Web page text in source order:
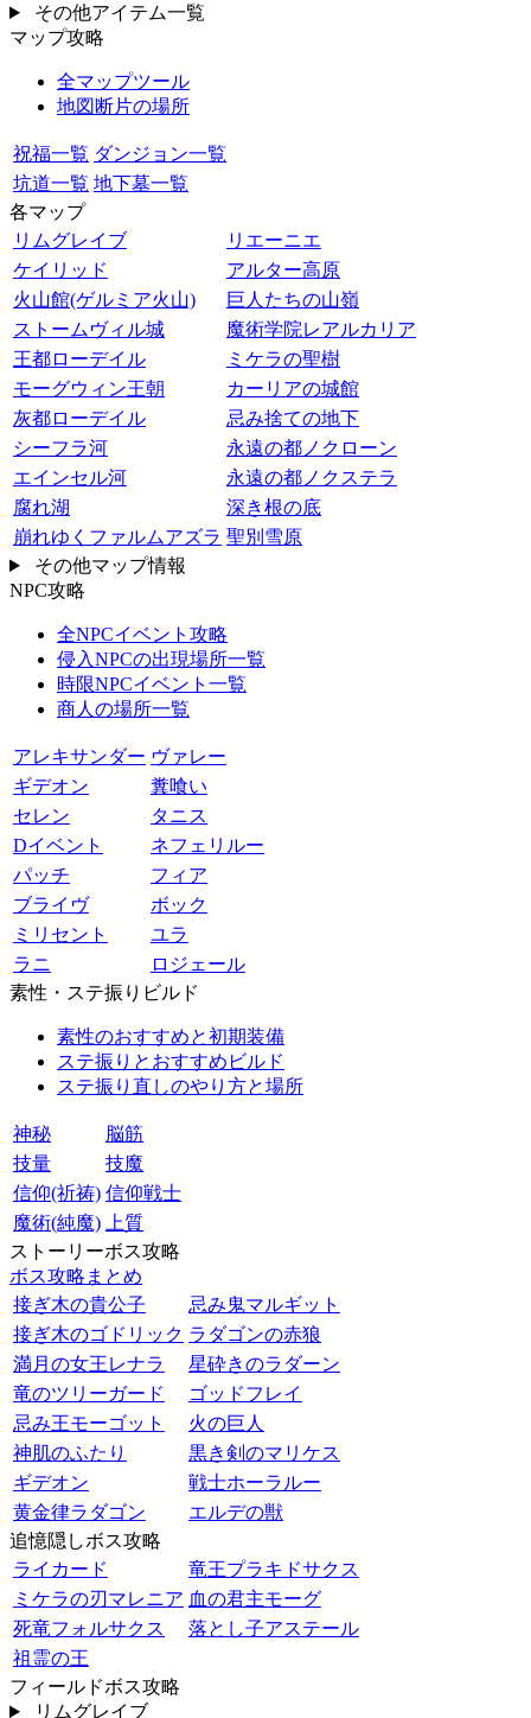
その他アイテム一覧
マップ攻略
全マップツール
地図断片の場所
祝福一覧 ダンジョン一覧
坑道一覧 地下墓一覧
各マップ
リムグレイブ
リエーニエ
ケイリッド
アルター高原
火山館(ゲルミア火山)
巨人たちの山嶺
ストームヴィル城
魔術学院レアルカリア
王都ローデイル
ミケラの聖樹
モーグウィン王朝
カーリアの城館
灰都ローデイル
忌み捨ての地下
シーフラ河
永遠の都ノクローン
エインセル河
永遠の都ノクステラ
腐れ湖
深き根の底
崩れゆくファルムアズラ 聖別雪原
その他マップ情報
NPC攻略
全NPCイベント攻略
侵入NPCの出現場所一覧
時限NPCイベント一覧
商人の場所一覧
アレキサンダー ヴァレー
ギデオン
糞喰い
セレン
タニス
Dイベント
ネフェリルー
パッチ
フィア
ブライヴ
ボック
ミリセント
ユラ
ラニ
ロジェール
素性・ステ振りビルド
素性のおすすめと初期装備
ステ振りとおすすめビルド
ステ振り直しのやり方と場所
神秘
脳筋
技量
技魔
信仰(祈祷) 信仰戦士
魔術(純魔)
上質
ストーリーボス攻略
ボス攻略まとめ
接ぎ木の貴公子
忌み鬼マルギット
接ぎ木のゴドリック ラダゴンの赤狼
満月の女王レナラ
星砕きのラダーン
竜のツリーガード
ゴッドフレイ
忌み王モーゴット
火の巨人
神肌のふたり
黒き剣のマリケス
ギデオン
戦士ホーラルー
黄金律ラダゴン
エルデの獣
追憶隠しボス攻略
ライカード
竜王プラキドサクス
ミケラの刃マレニア 血の君主モーグ
死竜フォルサクス
落とし子アステール
祖霊の王
フィールドボス攻略
リムグレイブ